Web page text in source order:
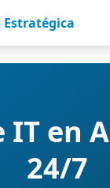
Estratégica
IT en
24/7